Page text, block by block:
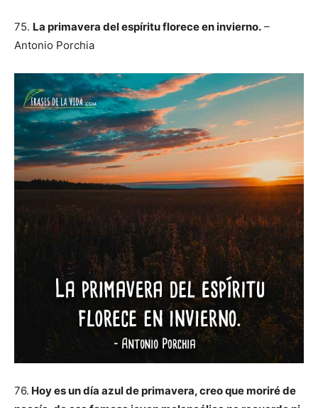
75. La primavera del espíritu florece en invierno. –
Antonio Porchia
76. Hoy es un día azul de primavera, creo que moriré de